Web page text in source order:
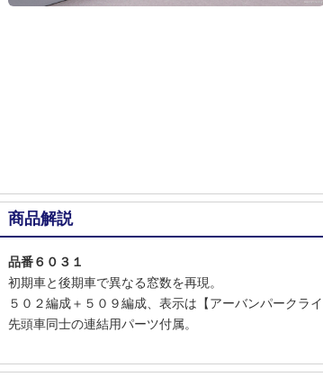
商品解説
品番６０３１
初期車と後期車で異なる窓数を再現。
５０２編成＋５０９編成、表示は【アーバンパークライ
先頭車同士の連結用パーツ付属。